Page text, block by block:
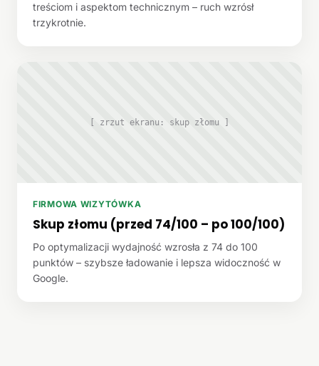
treściom i aspektom technicznym – ruch wzrósł
trzykrotnie.
[ zrzut ekranu: skup złomu ]
FIRMOWA WIZYTÓWKA
Skup złomu (przed 74/100 – po 100/100)
Po optymalizacji wydajność wzrosła z 74 do 100
punktów – szybsze ładowanie i lepsza widoczność w
Google.